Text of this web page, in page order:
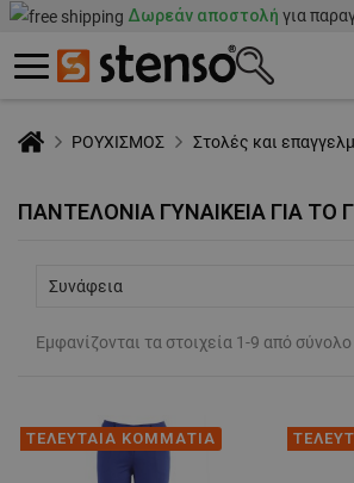
Δωρεάν αποστολή για
ΡΟΥΧΙΣΜΟΣ Στολές και
ΠΑΝΤΕΛΌΝΙΑ ΓΥΝΑΙΚΕΊΑ ΓΙΑ ΤΟ
Συνάφεια
Εμφανίζονται τα στοιχεία 1-9 από σύνολο
ΤΕΛΕΥΤΑΙΑ ΚΟΜΜΑΤΙΑ